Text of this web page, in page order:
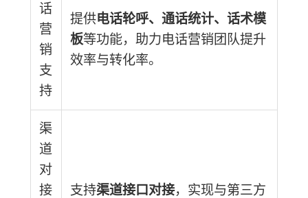
话
营
销
支
持
提供电话轮呼、通话统计、话术模
板等功能，助力电话营销团队提升
效率与转化率。
渠
道
对
接
支持渠道接口对接，实现与第三方